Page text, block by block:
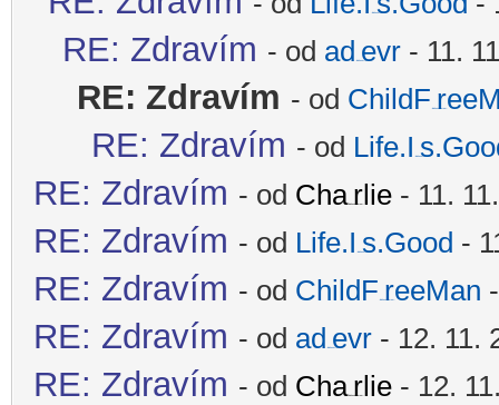
-diskusni-forum-
RE: Zdravím - od ad -diskusni-forum-evr - 11.
RE: Zdravím - od ChildF -diskusni-forum-
RE: Zdravím - od Life.I -diskusni-forum-
RE: Zdravím - od Cha-diskusni-forum-rlie - 11.
RE: Zdravím - od Life.I -diskusni-forum-s.Good -
RE: Zdravím - od ChildF -diskusni-forum-reeMan
RE: Zdravím - od ad -diskusni-forum-evr - 12. 11.
RE: Zdravím - od Cha-diskusni-forum-rlie - 12.